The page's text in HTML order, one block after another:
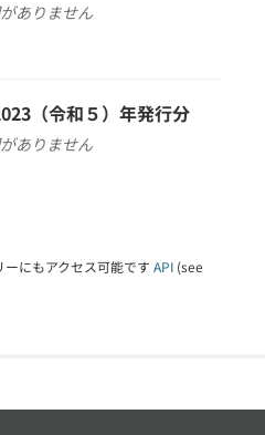
ありません
（令和５）年発行分
ありません
にもアクセス可能です API (see